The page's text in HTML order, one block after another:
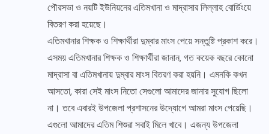
পৌরসভা ও নয়টি ইউনিয়নের এতিমখানা ও মাদ্রাসার লিল্লাহ বোর্ডিংয়ে
বিতরণ করা হয়েছে।
এতিমখানার শিক্ষক ও শিক্ষার্থীরা দুম্বার মাংস পেয়ে সন্তুষ্টি প্রকাশ করে।
এসময় এতিমখানার শিক্ষক ও শিক্ষার্থীরা জানান, গত কয়েক বছরে কোনো
মাদ্রাসা বা এতিমখানায় দুম্বার মাংস বিতরণ করা হয়নি। এমনকি কখন
আসতো, কারা সেই মাংস নিতো সেগুলো আমাদের জানার সুযোগ ছিলো
না। তবে এবারই উপজেলা প্রশাসনের উদ্যোগে আমরা মাংস পেয়েছি।
এগুলো আমাদের এতিম শিশুরা সবাই মিলে খাবে। এজন্য উপজেলা